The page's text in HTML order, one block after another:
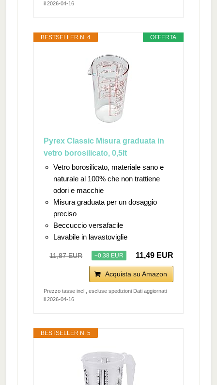
il 2026-04-16
OFFERTA
BESTSELLER N. 4
Pyrex Classic Misura graduata in
vetro borosilicato, 0,5lt
Vetro borosilicato, materiale sano e
naturale al 100% che non trattiene
odori e macchie
Misura graduata per un dosaggio
preciso
Beccuccio versafacile
Lavabile in lavastoviglie
11,87 EUR −0,38 EUR 11,49 EUR
Acquista su Amazon
Prezzo tasse incl., escluse spedizioni Dati aggiornati
il 2026-04-16
BESTSELLER N. 5